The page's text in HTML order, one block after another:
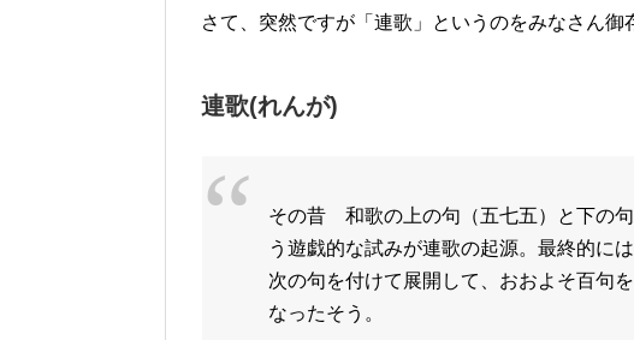
さて、突然ですが「連歌」というのをみなさん御
連歌(れんが)
その昔 和歌の上の句（五七五）と下の
う遊戯的な試みが連歌の起源。最終的
次の句を付けて展開して、おおよそ百句
なったそう。